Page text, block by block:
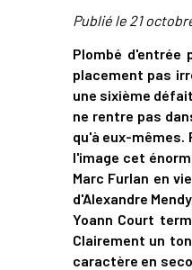
Publié le 21
Plombé d'entrée
placement pas
une sixième
ne rentre pas
qu'à eux-mêmes.
l'image cet
Marc Furlan en
d'Alexandre
Yoann Court
Clairement un
caractère en